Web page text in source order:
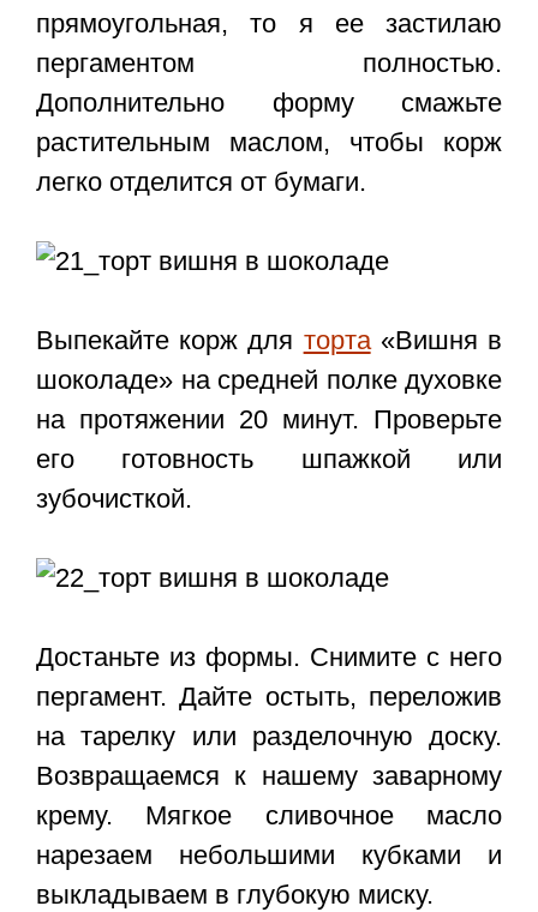
прямоугольная, то я ее застилаю
пергаментом полностью.
Дополнительно форму смажьте
растительным маслом, чтобы корж
легко отделится от бумаги.
Выпекайте корж для торта«Вишня в
шоколаде» на средней полке духовке
на протяжении 20 минут. Проверьте
его готовность шпажкой или
зубочисткой.
Достаньте из формы. Снимите с него
пергамент. Дайте остыть, переложив
на тарелку или разделочную доску.
Возвращаемся к нашему заварному
крему. Мягкое сливочное масло
нарезаем небольшими кубками и
выкладываем в глубокую миску.